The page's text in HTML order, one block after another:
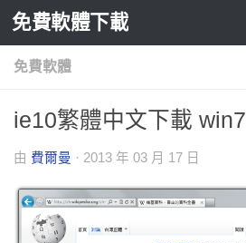
Skip to content
免費軟體下載
免費軟體
ie10繁體中文下載 win7
由 費爾曼 · 2013 年 03 月 17 日